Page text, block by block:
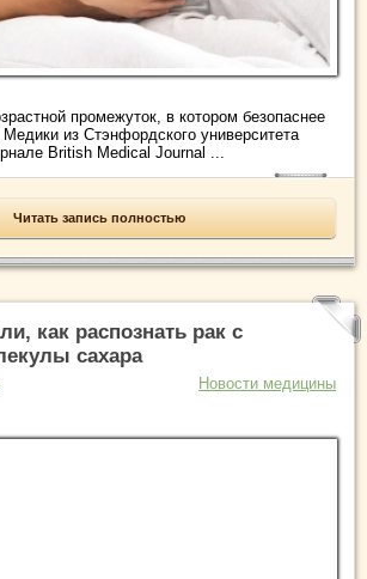
промежуток, в котором безопаснее
Медики из Стэнфордского университета
British Medical Journal ...
Читать запись полностью
как распознать рак с
сахара
Новости медицины